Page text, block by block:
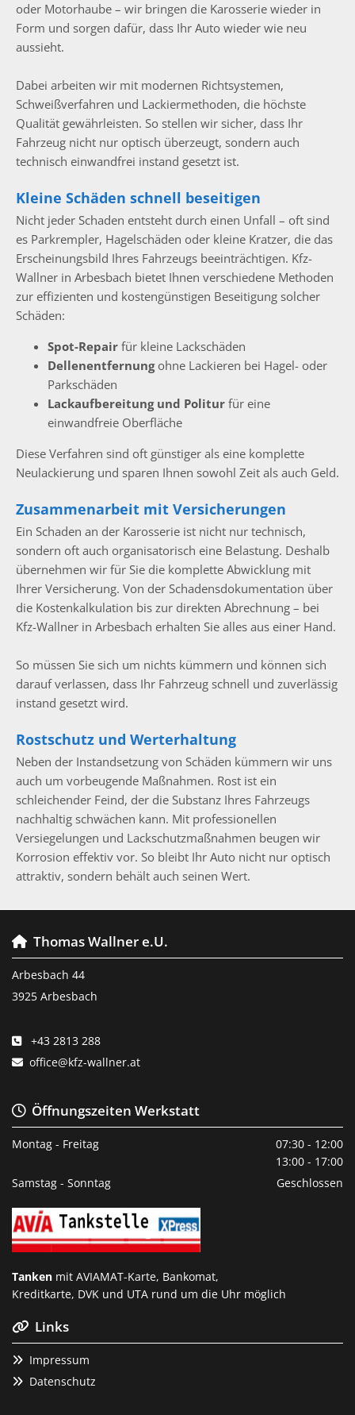
oder Motorhaube – wir bringen die Karosserie wieder in
Form und sorgen dafür, dass Ihr Auto wieder wie neu
aussieht.
Dabei arbeiten wir mit modernen Richtsystemen,
Schweißverfahren und Lackiermethoden, die höchste
Qualität gewährleisten. So stellen wir sicher, dass Ihr
Fahrzeug nicht nur optisch überzeugt, sondern auch
technisch einwandfrei instand gesetzt ist.
Kleine Schäden schnell beseitigen
Nicht jeder Schaden entsteht durch einen Unfall – oft sind
es Parkrempler, Hagelschäden oder kleine Kratzer, die das
Erscheinungsbild Ihres Fahrzeugs beeinträchtigen. Kfz-
Wallner in Arbesbach bietet Ihnen verschiedene Methoden
zur effizienten und kostengünstigen Beseitigung solcher
Schäden:
Spot-Repair für kleine Lackschäden
Dellenentfernungohne Lackieren bei Hagel- oder
Parkschäden
Lackaufbereitung und Politur für eine
einwandfreie Oberfläche
Diese Verfahren sind oft günstiger als eine komplette
Neulackierung und sparen Ihnen sowohl Zeit als auch Geld.
Zusammenarbeit mit Versicherungen
Ein Schaden an der Karosserie ist nicht nur technisch,
sondern oft auch organisatorisch eine Belastung. Deshalb
übernehmen wir für Sie die komplette Abwicklung mit
Ihrer Versicherung. Von der Schadensdokumentation über
die Kostenkalkulation bis zur direkten Abrechnung – bei
Kfz-Wallner in Arbesbach erhalten Sie alles aus einer Hand.
So müssen Sie sich um nichts kümmern und können sich
darauf verlassen, dass Ihr Fahrzeug schnell und zuverlässig
instand gesetzt wird.
Rostschutz und Werterhaltung
Neben der Instandsetzung von Schäden kümmern wir uns
auch um vorbeugende Maßnahmen. Rost ist ein
schleichender Feind, der die Substanz Ihres Fahrzeugs
nachhaltig schwächen kann. Mit professionellen
Versiegelungen und Lackschutzmaßnahmen beugen wir
Korrosion effektiv vor. So bleibt Ihr Auto nicht nur optisch
attraktiv, sondern behält auch seinen Wert.
 Thomas Wallner e.U.
Arbesbach 44
3925 Arbesbach
 +43 2813 288
 office@kfz-wallner.at
Öffnungszeiten Werkstatt
Montag - Freitag
07:30 - 12:00
13:00 - 17:00
Samstag - Sonntag
Geschlossen
Tanken mit AVIAMAT-Karte, Bankomat,
Kreditkarte, DVK und UTA rund um die Uhr möglich
 Links
 Impressum
 Datenschutz